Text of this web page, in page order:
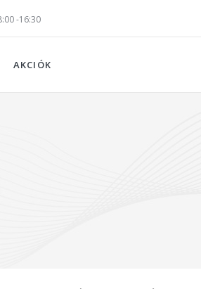
-16:30
AKCIÓK